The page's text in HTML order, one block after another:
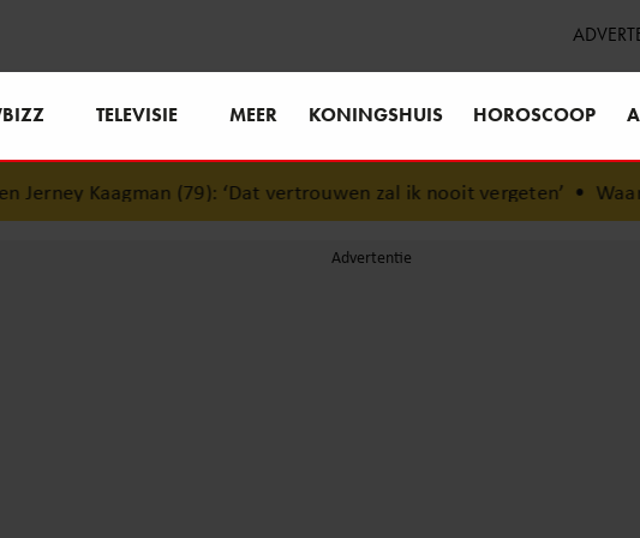
TELEVISIE MEER KONINGSHUIS HOROSCOOP
Kaagman (79): ‘Dat vertrouwen zal ik nooit vergeten’•